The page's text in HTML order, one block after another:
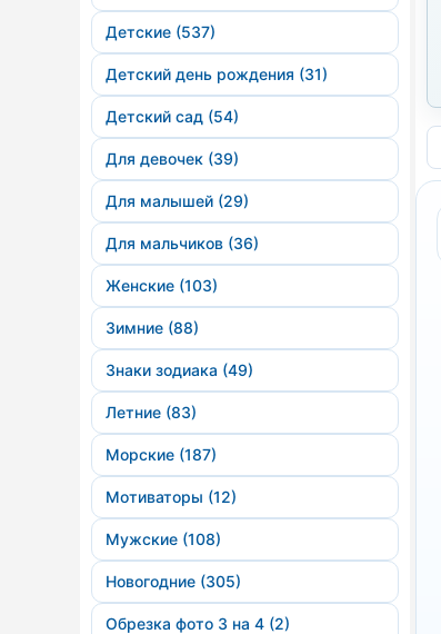
Детские (537)
Детский день рождения (31)
Детский сад (54)
Для девочек (39)
Для малышей (29)
Для мальчиков (36)
Женские (103)
Зимние (88)
Знаки зодиака (49)
Летние (83)
Морские (187)
Мотиваторы (12)
Мужские (108)
Новогодние (305)
Обрезка фото 3 на 4 (2)